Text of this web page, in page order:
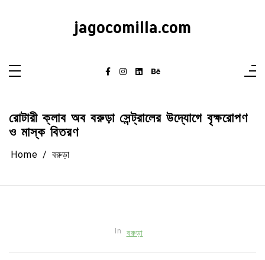
jagocomilla.com
রোটারী ক্লাব অব বরুড়া সেন্ট্রালের উদ্যোগে বৃক্ষরোপণ
ও মাস্ক বিতরণ
Home বরুড়া
In বরুড়া